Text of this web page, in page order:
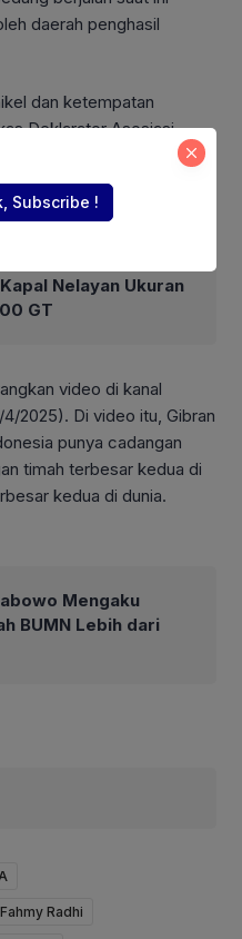
daerah penghasil
dan ketempatan
Deklarator Asosiasi
Nelayan Ukuran
GT
video di kanal
2025). Di video itu, Gibran
punya cadangan
timah terbesar kedua di
kedua di dunia.
Mengaku
BUMN Lebih dari
Radhi
Subscribe !